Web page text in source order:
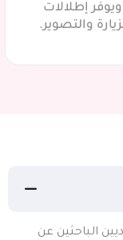
إطلالات
والتصوير.
الباحثين عن